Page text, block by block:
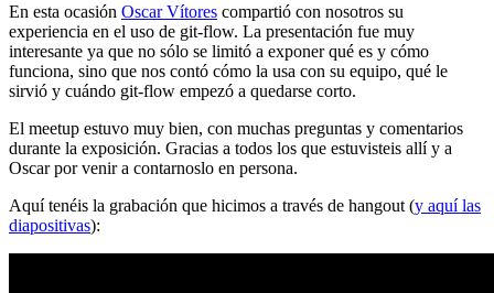
En esta ocasión Oscar Vítores compartió con nosotros su
experiencia en el uso de git-flow. La presentación fue muy
interesante ya que no sólo se limitó a exponer qué es y cómo
funciona, sino que nos contó cómo la usa con su equipo, qué le
sirvió y cuándo git-flow empezó a quedarse corto.
El meetup estuvo muy bien, con muchas preguntas y comentarios
durante la exposición. Gracias a todos los que estuvisteis allí y a
Oscar por venir a contarnoslo en persona.
Aquí tenéis la grabación que hicimos a través de hangout (y aquí las
diapositivas):